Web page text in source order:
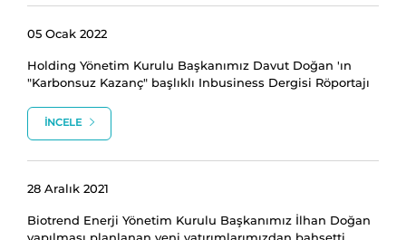
05 Ocak 2022
Holding Yönetim Kurulu Başkanımız Davut Doğan 'ın
"Karbonsuz Kazanç" başlıklı Inbusiness Dergisi Röportajı
İNCELE
28 Aralık 2021
Biotrend Enerji Yönetim Kurulu Başkanımız İlhan Doğan